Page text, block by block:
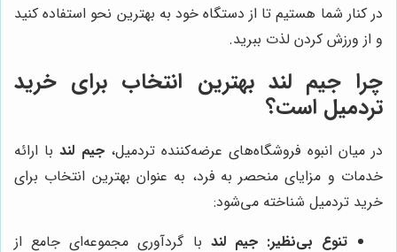
در کنار شما هستیم تا از دستگاه خود به بهترین نحو استفاده کنید
و از ورزش کردن لذت ببرید.
چرا جیم لند بهترین انتخاب برای خرید
تردمیل است؟
در میان انبوه فروشگاه‌های عرضه‌کننده تردمیل،جیم لندبا ارائه
خدمات و مزایای منحصر به فرد، به عنوان بهترین انتخاب برای
خرید تردمیل شناخته می‌شود:
تنوع بی‌نظیر: جیم لند با گردآوری مجموعه‌ای جامع از